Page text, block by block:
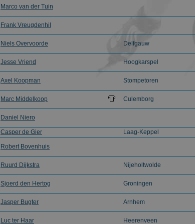
Marco van der Tuin
Frank Vreugdenhil
Niels Overvoorde Delfgauw
Jesse Vriend Hoogkarspel
Axel Koopman Stompetoren
Marc Middelkoop Culemborg
Daniel Niero
Casper de Gier Laag-Keppel
Robert Bovenhuis
Ruurd Dijkstra Nijeholtwolde
Sjoerd den Hertog Groningen
Jasper Bugter Arnhem
Luc ter Haar Heerenveen
Naam
.schaatspeloton.nl